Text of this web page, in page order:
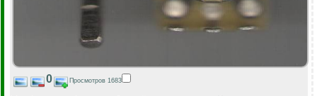
0 Просмотров 1683